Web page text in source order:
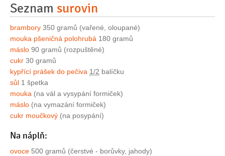
Seznam surovin
brambory 350 gramů (vařené, oloupané)
mouka pšeničná polohrubá 180 gramů
máslo 90 gramů (rozpuštěné)
cukr 30 gramů
kypřící prášek do pečiva 1/2 balíčku
sůl 1 špetka
mouka (na vál a vysypání formiček)
máslo (na vymazání formiček)
cukr moučkový (na posypání)
Na náplň:
ovoce 500 gramů (čerstvé - borůvky, jahody)